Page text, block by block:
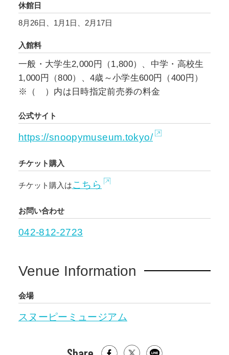
休館日
8月26日、1月1日、2月17日
入館料
一般・大学生2,000円（1,800）、中学・高校生
1,000円（800）、4歳～小学生600円（400円）
※（ ）内は日時指定前売券の料金
公式サイト
https://snoopymuseum.tokyo/
チケット購入
チケット購入はこちら
お問い合わせ
042-812-2723
Venue Information
会場
スヌーピーミュージアム